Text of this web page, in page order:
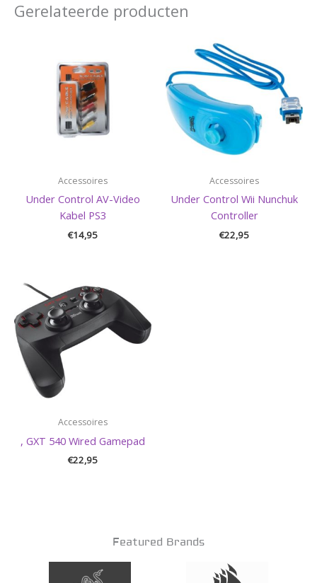
Gerelateerde producten
Accessoires
Under Control AV-Video
Kabel PS3
€14,95
Accessoires
Under Control Wii Nunchuk
Controller
€22,95
Accessoires
, GXT 540 Wired Gamepad
€22,95
Featured Brands